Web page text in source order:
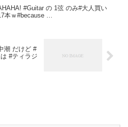
#Guitar の 1弦 のみ#大人買い
本ｗ#because …
潮 だけど #
#ティラジ